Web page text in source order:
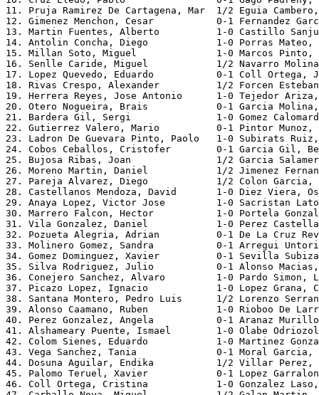
11. Pruja Ramirez De Cartagena, Mar  1/2 Eguia
12. Gimenez Menchon, Cesar           0-1 Fernandez
13. Martin Fuentes, Alberto          1-0 Castillo
14. Antolin Concha, Diego            1-0 Porras Mateo,
15. Millan Soto, Miguel              1-0 Marcos Pinto,
16. Senlle Caride, Miguel            1/2 Navarro
17. Lopez Quevedo, Eduardo           0-1 Coll Ortega,
18. Rivas Crespo, Alexander          1/2 Forcen
19. Herrera Reyes, Jose Antonio      1-0 Tejedor
20. Otero Nogueira, Brais            0-1 Garcia Molina,
21. Bardera Gil, Sergi               1-0 Gomez
22. Gutierrez Valero, Mario          0-1 Pintor Munoz,
23. Ladron De Guevara Pinto, Paolo   1-0 Subirats
24. Cobos Ceballos, Cristofer        0-1 Garcia Gil,
25. Bujosa Ribas, Joan               1/2 Garcia
26. Moreno Martin, Daniel            1/2 Jimenez
27. Pareja Alvarez, Diego            1/2 Colon Garcia,
28. Castellanos Mendoza, David       1-0 Diez Viera,
29. Anaya Lopez, Victor Jose         1-0 Sacristan
30. Marrero Falcon, Hector           1-0 Portela
31. Vila Gonzalez, Daniel            1-0 Perez
32. Pozueta Alegria, Adrian          0-1 De La Cruz
33. Molinero Gomez, Sandra           0-1 Arregui
34. Gomez Dominguez, Xavier          0-1 Sevilla
35. Silva Rodriguez, Julio           0-1 Alonso
36. Conejero Sanchez, Alvaro         1-0 Pardo Simon,
37. Picazo Lopez, Ignacio            1-0 Lopez Grana,
38. Santana Montero, Pedro Luis      1/2 Lorenzo
39. Alonso Caamano, Ruben            1-0 Rioboo De
40. Perez Gonzalez, Angela           0-1 Aranaz
41. Alshameary Puente, Ismael        1-0 Olabe
42. Colom Sienes, Eduardo            1-0 Martinez
43. Vega Sanchez, Tania              0-1 Moral Garcia,
44. Dosuna Aguilar, Endika           1/2 Villar Perez,
45. Palomo Teruel, Xavier            0-1 Lopez
46. Coll Ortega, Cristina            1-0 Gonzalez Laso,